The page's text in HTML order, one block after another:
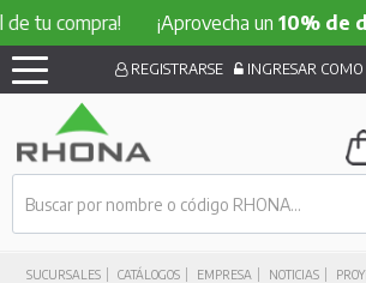
¡Aprovecha un10% de
SUCURSALES CATÁLOGOS EMPRESA NOTICIAS
REGISTRARSE INGRESAR